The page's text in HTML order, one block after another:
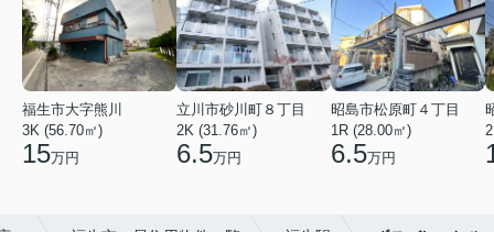
福生市大字熊川
3K (56.70㎡)
15万円
立川市砂川町８丁目
2K (31.76㎡)
6.5万円
昭島市松原町４丁目
1R (28.00㎡)
6.5万円